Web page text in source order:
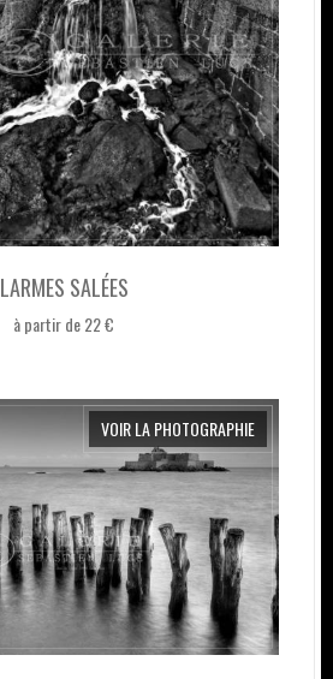
LARMES SALÉES
à partir de 22 €
VOIR LA PHOTOGRAPHIE